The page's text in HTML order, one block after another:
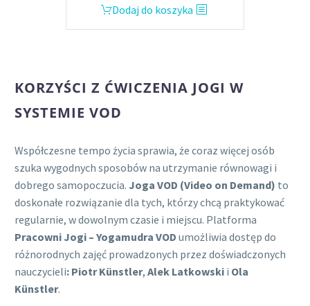
Dodaj do koszyka
KORZYŚCI Z ĆWICZENIA JOGI W
SYSTEMIE VOD
Współczesne tempo życia sprawia, że coraz więcej osób
szuka wygodnych sposobów na utrzymanie równowagi i
dobrego samopoczucia. Joga VOD (Video on Demand) to
doskonałe rozwiązanie dla tych, którzy chcą praktykować
regularnie, w dowolnym czasie i miejscu. Platforma
Pracowni Jogi – Yogamudra VOD umożliwia dostęp do
różnorodnych zajęć prowadzonych przez doświadczonych
nauczycieli: Piotr Künstler, Alek Latkowski i Ola
Künstler.